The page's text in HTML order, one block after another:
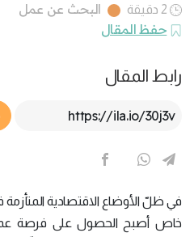
2 دقيقة
البحث عن عمل
حفظ المقال
رابط المقال
في ظلّ الأوضاع الاقتصادية
خاص أصبح الحصول على فرصة